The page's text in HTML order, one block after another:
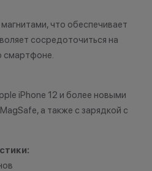
что обеспечивает
сосредоточиться на
смартфоне.
iPhone 12 и более новыми
а также с зарядкой с